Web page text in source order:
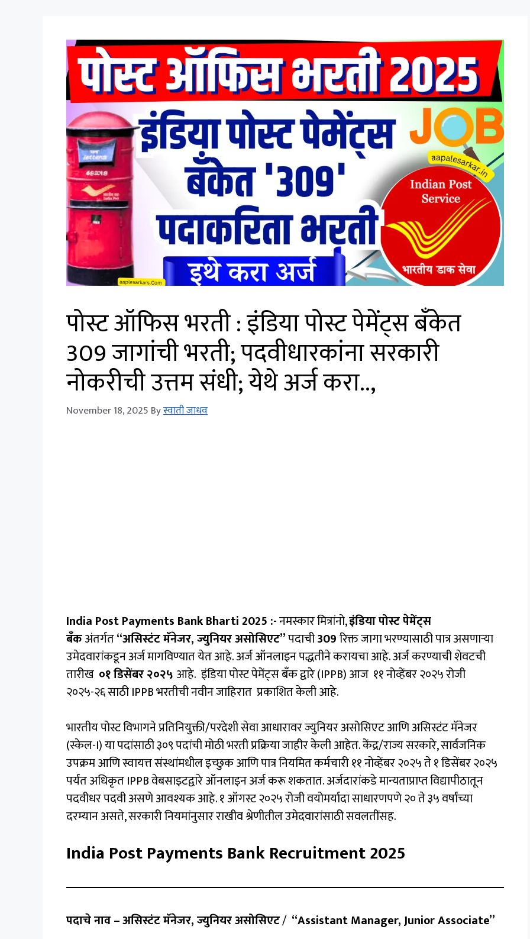
पोस्ट ऑफिस भरती : इंडिया पोस्ट पेमेंट्स बँकेत
309 जागांची भरती; पदवीधारकांना सरकारी
नोकरीची उत्तम संधी; येथे अर्ज करा..,
November 18, 2025 Byस्वाती जाधव
India Post Payments Bank Bharti 2025 :-नमस्कार मित्रांनो,इंडिया पोस्ट पेमेंट्स
बँकअंतर्गत“असिस्टंट मॅनेजर, ज्युनियर असोसिएट”पदाची309रिक्त जागा भरण्यासाठी पात्र असणाऱ्या
उमेदवारांकडून अर्ज मागविण्यात येत आहे. अर्ज ऑनलाइन पद्धतीने करायचा आहे. अर्ज करण्याची शेवटची
तारीख ०१ डिसेंबर २०२५ आहे. इंडिया पोस्ट पेमेंट्स बँक द्वारे (IPPB) आज ११ नोव्हेंबर २०२५ रोजी
२०२५-२६ साठी IPPB भरतीची नवीन जाहिरात प्रकाशित केली आहे.
भारतीय पोस्ट विभागने प्रतिनियुक्ती/परदेशी सेवा आधारावर ज्युनियर असोसिएट आणि असिस्टंट मॅनेजर
(स्केल-I) या पदांसाठी ३०९ पदांची मोठी भरती प्रक्रिया जाहीर केली आहेत. केंद्र/राज्य सरकारे, सार्वजनिक
उपक्रम आणि स्वायत्त संस्थांमधील इच्छुक आणि पात्र नियमित कर्मचारी ११ नोव्हेंबर २०२५ ते १ डिसेंबर २०२५
पर्यंत अधिकृत IPPB वेबसाइटद्वारे ऑनलाइन अर्ज करू शकतात. अर्जदारांकडे मान्यताप्राप्त विद्यापीठातून
पदवीधर पदवी असणे आवश्यक आहे. १ ऑगस्ट २०२५ रोजी वयोमर्यादा साधारणपणे २० ते ३५ वर्षांच्या
दरम्यान असते, सरकारी नियमांनुसार राखीव श्रेणीतील उमेदवारांसाठी सवलतींसह.
India Post Payments Bank Recruitment 2025
पदाचे नाव –असिस्टंट मॅनेजर, ज्युनियर असोसिएट/ “Assistant Manager, Junior Associate”